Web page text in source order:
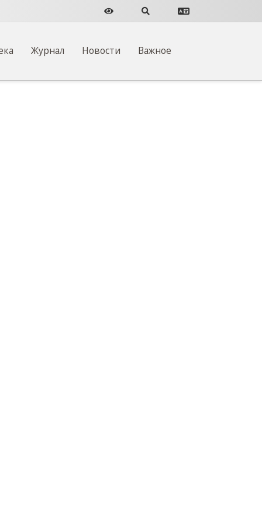
Версия для слабовидящих
Поиск по сайту
Перевести сайт
Журнал Новости Важное